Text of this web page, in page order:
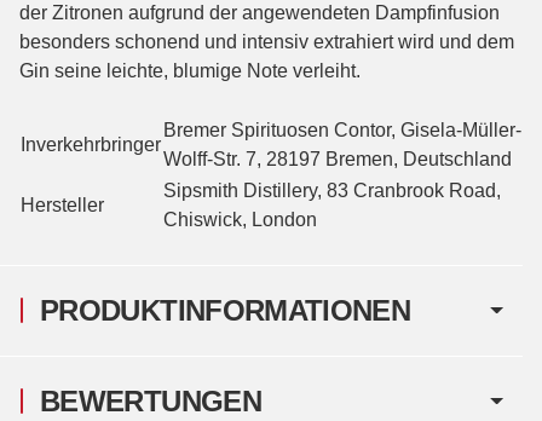
PRODUKTINFORMATIONEN
der Zitronen aufgrund der angewendeten Dampfinfusion
besonders schonend und intensiv extrahiert wird und dem
Gin seine leichte, blumige Note verleiht.
Inverkehrbringer
Bremer Spirituosen Contor, Gisela-Müller-
Wolff-Str. 7, 28197 Bremen, Deutschland
Hersteller
Sipsmith Distillery, 83 Cranbrook Road,
Chiswick, London
BEWERTUNGEN